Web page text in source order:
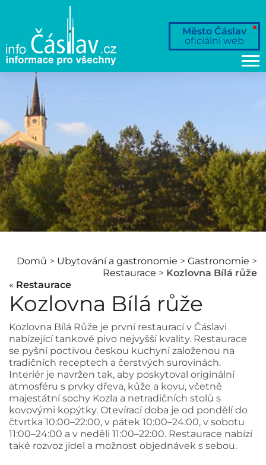
Město Čáslav
oficiální web
Domů > Ubytování a gastronomie > Gastronomie >
Restaurace > Kozlovna Bílá růže
« Restaurace
Kozlovna Bílá růže
Kozlovna Bílá Růže je první restaurací v Čáslavi
nabízející tankové pivo nejvyšší kvality. Restaurace
se pyšní poctivou českou kuchyní založenou na
tradičních receptech a čerstvých surovinách.
Interiér je navržen tak, aby poskytoval originální
atmosféru s prvky dřeva, kůže a kovu, včetně
majestátní sochy Kozla a netradičních stolů s
kovovými kopýtky. Otevírací doba je od pondělí do
čtvrtka 10:00–22:00, v pátek 10:00–24:00, v sobotu
11:00–24:00 a v neděli 11:00–22:00. Restaurace nabízí
také rozvoz jídel a možnost objednávek s sebou.